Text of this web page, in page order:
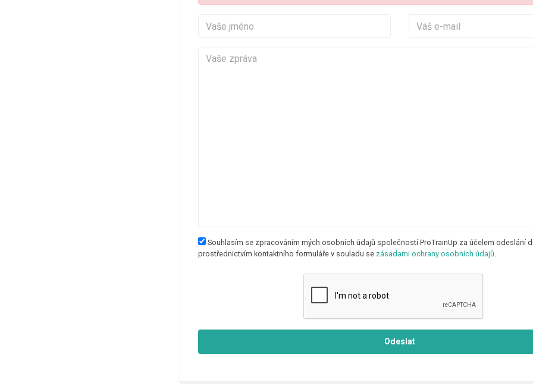
Souhlasím se zpracováním mých osobních údajů společností ProTrainUp za účelem odeslání
prostřednictvím kontaktního formuláře v souladu se zásadami ochrany osobních údajů.
Odeslat